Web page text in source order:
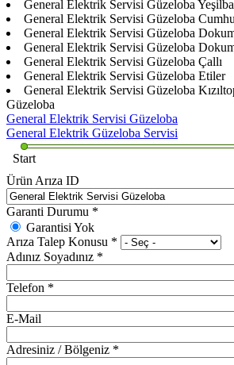
General Elektrik Servisi Güzeloba
General Elektrik Servisi Güzeloba
General Elektrik Servisi Güzeloba
General Elektrik Servisi Güzeloba
General Elektrik Servisi Güzeloba Çallı
General Elektrik Servisi Güzeloba Etiler
General Elektrik Servisi Güzeloba
Güzeloba
General Elektrik Servisi Güzeloba
General Elektrik Güzeloba Servisi
Start
Ürün Arıza ID
Garanti Durumu *
Garantisi Yok
Arıza Talep Konusu *
Adınız Soyadınız *
Telefon *
E-Mail
Adresiniz / Bölgeniz *